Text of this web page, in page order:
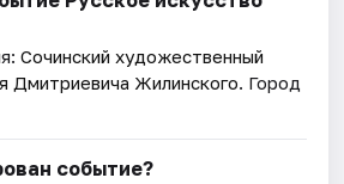
Сочинский художественный
Дмитриевича Жилинского. Город
событие?